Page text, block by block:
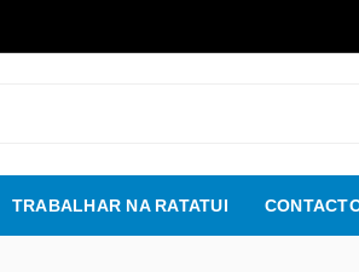
TRABALHAR NA RATATUI